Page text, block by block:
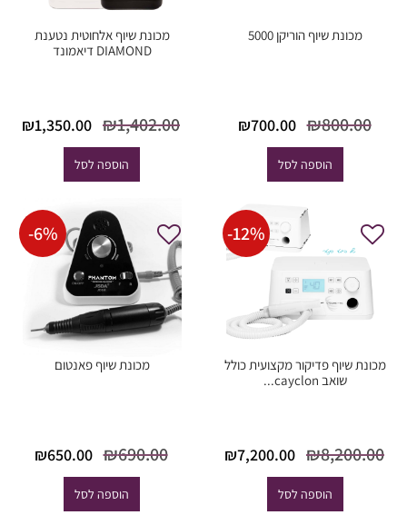
מכונת שיוף הוריקן 5000
₪800.00
המחיר
היה:
₪800.00.
₪700.00
הוספה לסל
מכונת שיוף אלחוטית נטענת
DIAMOND דיאמונד
₪1,402.00
המחיר
המקורי היה:
₪1,402.00.
₪1,350.00
הוספה לסל
-12%
מכונת שיוף פדיקור מקצועית כולל
שואב cayclon...
₪8,200.00
המחיר
המקורי היה:
₪8,200.00.
₪7,200.00
המחיר
הוספה לסל
-6%
מכונת שיוף פאנטום
₪690.00
המחיר
היה:
₪690.00.
₪650.00
הוספה לסל